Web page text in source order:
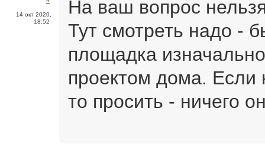
14 окт 2020,
18:52
На ваш вопрос
Тут смотреть надо -
площадка
проектом дома. Если
то просить - ничего